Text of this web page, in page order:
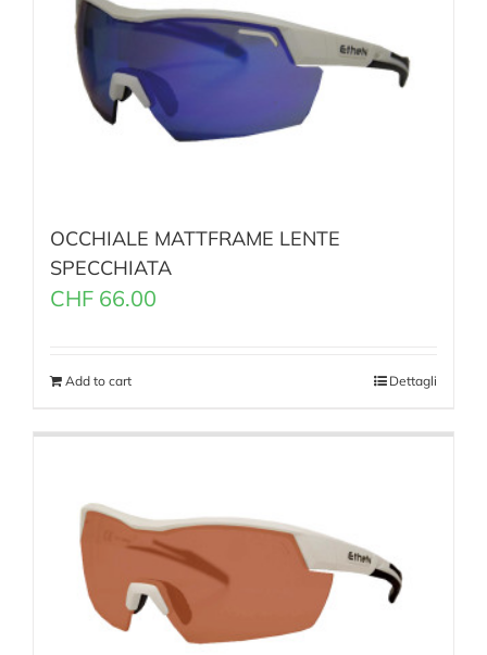
OCCHIALE MATTFRAME LENTE
SPECCHIATA
CHF 66.00
Add to cart Dettagli